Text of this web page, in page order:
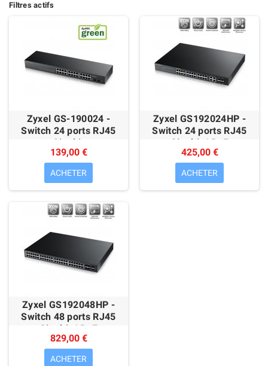
Filtres actifs
Zyxel GS-190024 -
Switch 24 ports RJ45
Gigabit
139,00 €
ACHETER
Zyxel GS192024HP -
Switch 24 ports RJ45
Gigabit / PoE
425,00 €
ACHETER
Zyxel GS192048HP -
Switch 48 ports RJ45
Gigabit / PoE
829,00 €
ACHETER